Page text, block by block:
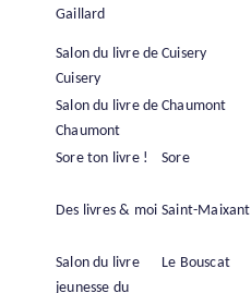
Gaillard
Salon du livre de
Cuisery
Cuisery
Salon du livre de
Chaumont
Chaumont
Sore ton livre !
Sore
Des livres & moi Saint-Maixant
Salon du livre
jeunesse du
Le Bouscat